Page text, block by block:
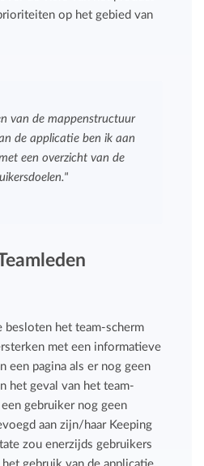
op het gebied van
van de mappenstructuur
de applicatie ben ik aan
een overzicht van de
besloten het team-scherm
met een informatieve
een pagina als er nog geen
het geval van het team-
gebruiker nog geen
aan zijn/haar Keeping
zou enerzijds gebruikers